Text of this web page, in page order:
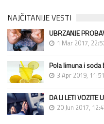
NAJČITANIJE VESTI
UBRZANJE
1 Mar 2017,
Pola limuna i
3 Apr 2019, 11:51
DA LI LETI VOZITE
20 Jun 2017,